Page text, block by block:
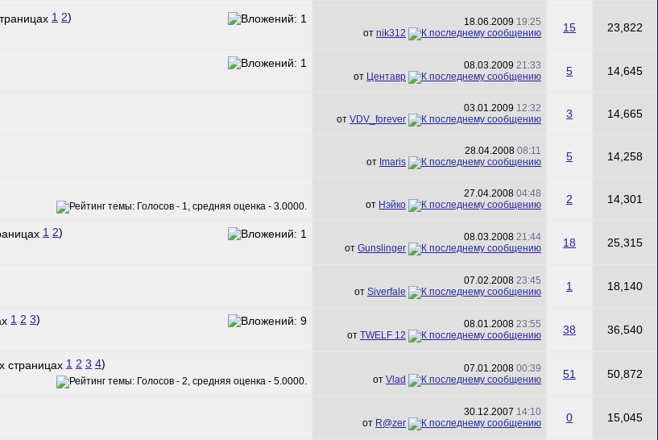
1 2) 18.06.2009 19:25
от nik312 15 23,822
08.03.2009 21:33
от Центавр 5 14,645
03.01.2009 12:32
от VDV_forever 3 14,665
28.04.2008 08:11
от Imaris 5 14,258
27.04.2008 04:48
от Нэйко 2 14,301
1 2) 08.03.2008 21:44
от Gunslinger 18 25,315
07.02.2008 23:45
от Siverfale 1 18,140
1 2 3) 08.01.2008 23:55
от TWELF 12 38 36,540
1 2 3 4) 07.01.2008 00:39
от Vlad 51 50,872
30.12.2007 14:10
от R@zer 0 15,045